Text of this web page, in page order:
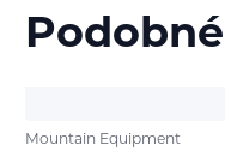
Mountain Equipment